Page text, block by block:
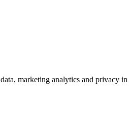
marketing analytics and privacy